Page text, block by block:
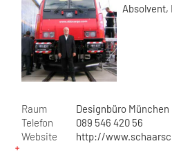
Absolvent,
Raum
Designbüro München
Telefon
089 546 420 56
Website
http://